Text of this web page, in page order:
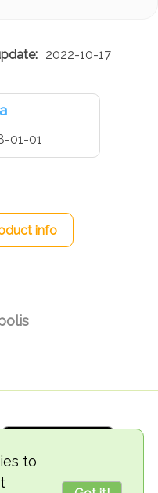
to
2022-10-17
01-01
info